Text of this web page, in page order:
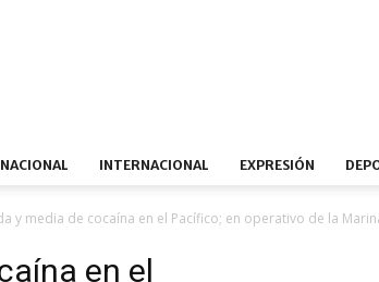
NACIONAL INTERNACIONAL EXPRESIÓN
y media de cocaína en el Pacífico; en operativo de la
en el